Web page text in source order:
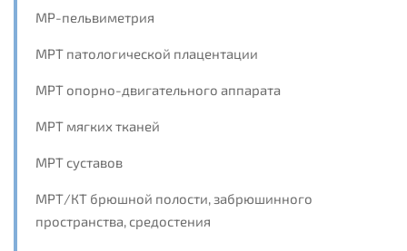
МР-пельвиметрия
МРТ патологической плацентации
МРТ опорно-двигательного аппарата
МРТ мягких тканей
МРТ суставов
МРТ/КТ брюшной полости, забрюшинного
пространства, средостения